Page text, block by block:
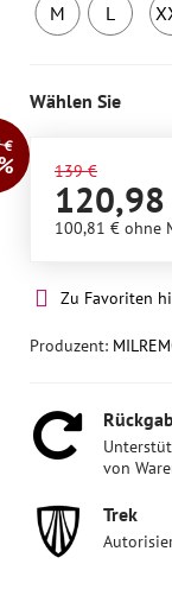
€
M
auf
L
Wählen Sie
139 €
100,81 € ohne
Zu Favoriten
Produzent:
von
Trek